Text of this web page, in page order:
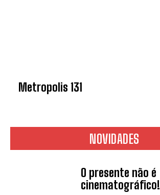
Metropolis 131
NOVIDADES
O presente não é
cinematográfico!